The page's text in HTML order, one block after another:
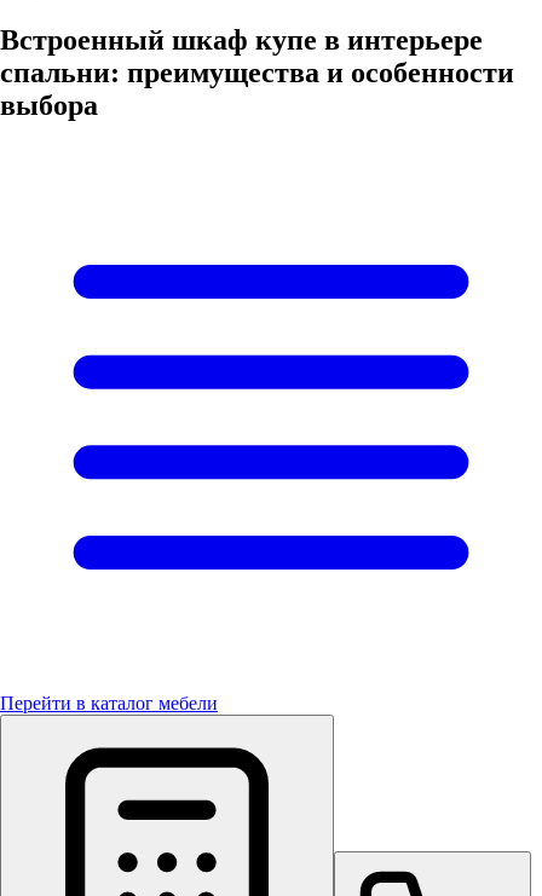
Встроенный шкаф купе в интерьере
спальни: преимущества и особенности
выбора
Перейти в каталог мебели